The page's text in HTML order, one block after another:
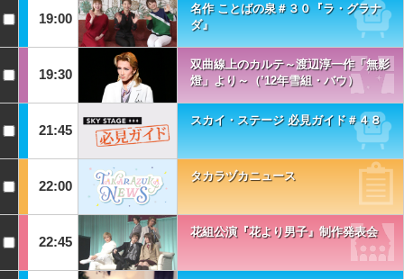
19:00
名作 ことばの泉＃３０『ラ・グラナ
ダ』
19:30
双曲線上のカルテ～渡辺淳一作「無影
燈」より～（’12年雪組・バウ）
21:45
スカイ・ステージ 必見ガイド＃４８
22:00
タカラヅカニュース
22:45
花組公演『花より男子』制作発表会